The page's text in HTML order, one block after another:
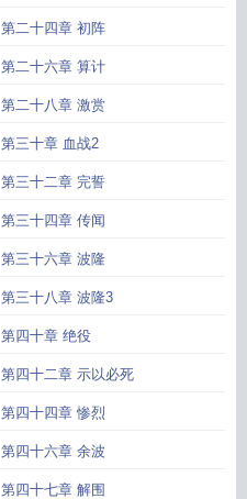
第二十四章 初阵
第二十六章 算计
第二十八章 激赏
第三十章 血战2
第三十二章 完誓
第三十四章 传闻
第三十六章 波隆
第三十八章 波隆3
第四十章 绝役
第四十二章 示以必死
第四十四章 惨烈
第四十六章 余波
第四十七章 解围